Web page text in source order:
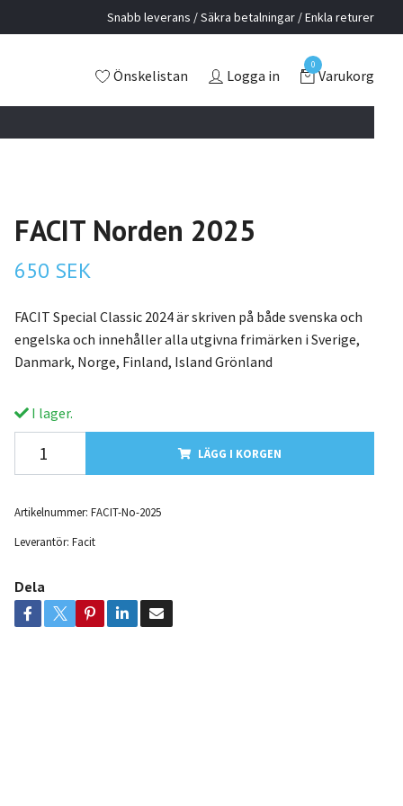
Snabb leverans / Säkra betalningar / Enkla returer
Önskelistan Logga in
0
Varukorg
FACIT Norden 2025
650 SEK
FACIT Special Classic 2024 är skriven på både svenska och
engelska och innehåller alla utgivna frimärken i Sverige,
Danmark, Norge, Finland, Island Grönland
I lager.
LÄGG I KORGEN
Artikelnummer: FACIT-No-2025
Leverantör: Facit
Dela